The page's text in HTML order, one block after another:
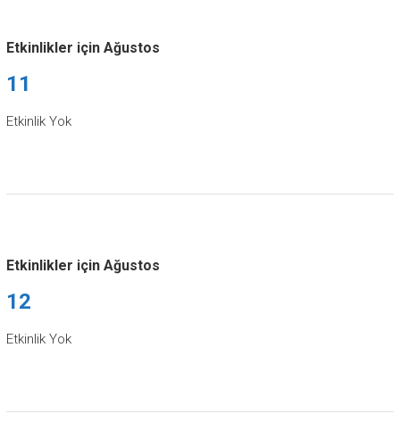
Etkinlikler için Ağustos
11
Etkinlik Yok
Etkinlikler için Ağustos
12
Etkinlik Yok